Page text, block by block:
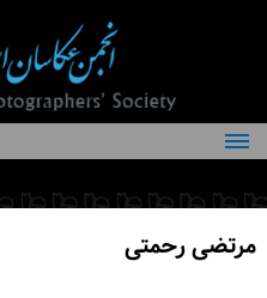
درباره انجمن
کمیته‌های انجمن
مرتضی رحمتی